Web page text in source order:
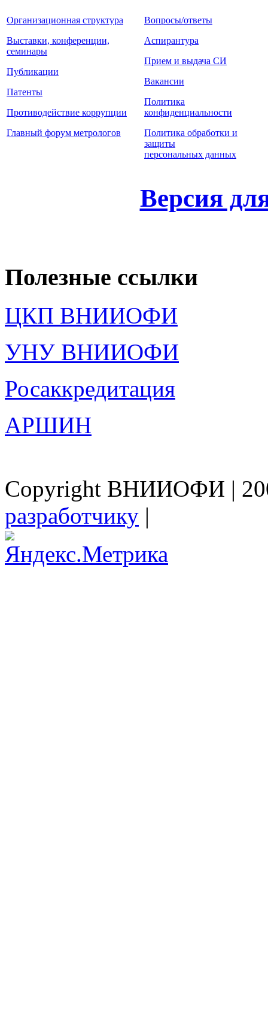
Организационная структура
Выставки, конференции,
семинары
Публикации
Патенты
Противодействие коррупции
Главный форум метрологов
Вопросы/ответы
Аспирантура
Прием и выдача СИ
Вакансии
Политика
конфиденциальности
Политика обработки и
защиты
персональных данных
Версия
Полезные ссылки
ЦКП ВНИИОФИ
УНУ ВНИИОФИ
Росаккредитация
АРШИН
Copyright ВНИИОФИ |
разработчику |